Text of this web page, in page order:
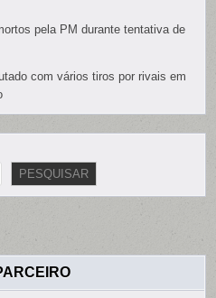
pela PM durante tentativa de
com vários tiros por rivais em
PESQUISAR